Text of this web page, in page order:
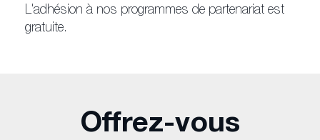
L'adhésion à nos programmes de partenariat est
gratuite.
Offrez-vous